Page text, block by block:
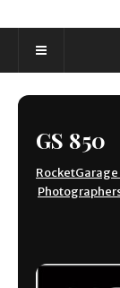
GS 850